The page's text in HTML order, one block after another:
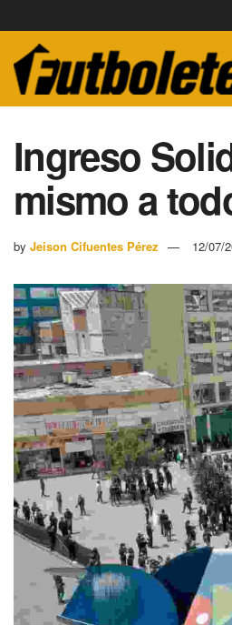
Ingreso
mismo a
by Jeison Cifuentes Pérez 12/07/